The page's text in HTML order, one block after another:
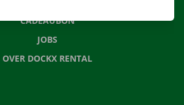
CADEAUBON
JOBS
OVER DOCKX RENTAL